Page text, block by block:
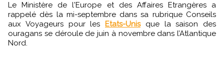
Le Ministère de l'Europe et des Affaires Etrangères a
rappelé dès la mi-septembre dans sa rubrique Conseils
aux Voyageurs pour les
Etats-Unisque la saison des
ouragans se déroule de juin à novembre dans l’Atlantique
Nord.